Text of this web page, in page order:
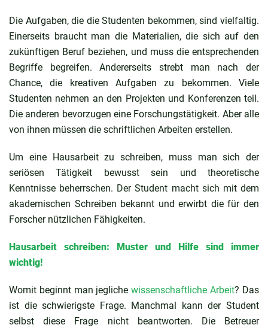
Die Aufgaben, die die Studenten bekommen, sind vielfaltig.
Einerseits braucht man die Materialien, die sich auf den
zukünftigen Beruf beziehen, und muss die entsprechenden
Begriffe begreifen. Andererseits strebt man nach der
Chance, die kreativen Aufgaben zu bekommen. Viele
Studenten nehmen an den Projekten und Konferenzen teil.
Die anderen bevorzugen eine Forschungstätigkeit. Aber alle
von ihnen müssen die schriftlichen Arbeiten erstellen.
Um eine Hausarbeit zu schreiben, muss man sich der
seriösen Tätigkeit bewusst sein und theoretische
Kenntnisse beherrschen. Der Student macht sich mit dem
akademischen Schreiben bekannt und erwirbt die für den
Forscher nützlichen Fähigkeiten.
Hausarbeit schreiben: Muster und Hilfe sind immer
wichtig!
Womit beginnt man jeglichewissenschaftliche Arbeit? Das
ist die schwierigste Frage. Manchmal kann der Student
selbst diese Frage nicht beantworten. Die Betreuer